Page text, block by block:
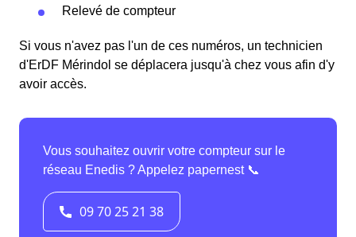
Relevé de compteur
Si vous n'avez pas l'un de ces numéros, un technicien
d'ErDF Mérindol se déplacera jusqu'à chez vous afin d'y
avoir accès.